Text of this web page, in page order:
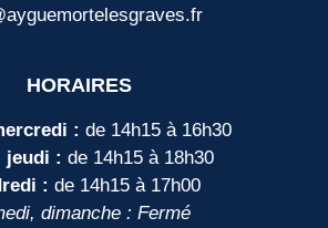
HORAIRES
: de 14h15 à 16h30
jeudi : de 14h15 à 18h30
: de 14h15 à 17h00
dimanche : Fermé